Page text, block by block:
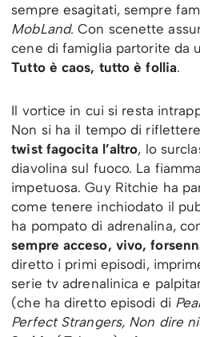
sempre esagitati, sempre
MobLand. Con scenette
cene di famiglia partorite da
Tutto è caos, tutto è follia.
Il vortice in cui si resta
Non si ha il tempo di
twist fagocita l’altro, lo
diavolina sul fuoco. La
impetuosa. Guy Ritchie ha
come tenere inchiodato il
ha pompato di adrenalina,
sempre acceso, vivo,
diretto i primi episodi,
serie tv adrenalinica e
(che ha diretto episodi di
Perfect Strangers, Non dire